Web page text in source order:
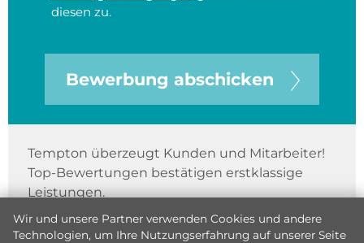
diesen zu.
Bewerbung abschicken
Tempton überzeugt Kunden und Mitarbeiter!
Top-Bewertungen bestätigen erstklassige
Leistungen.
Wir und unsere Partner verwenden Cookies und andere
Technologien, um Ihre Nutzungserfahrung auf unserer Seite